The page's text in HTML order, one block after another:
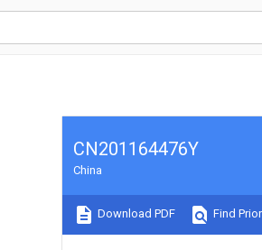
CN201164476Y
China
Download PDF Find